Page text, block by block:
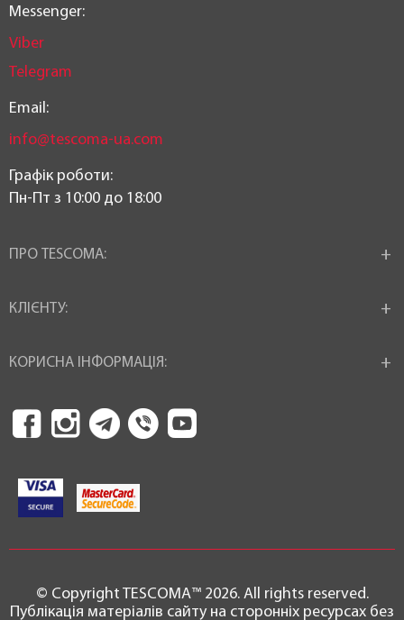
Messenger:
Viber
Telegram
Email:
info@tescoma-ua.com
Графік роботи:
Пн-Пт з 10:00 до 18:00
ПРО TESCOMA:
КЛІЄНТУ:
КОРИСНА ІНФОРМАЦІЯ:
© Copyright TESCOMA™ 2026. All rights reserved.
Публікація матеріалів сайту на сторонніх ресурсах без